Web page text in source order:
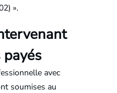
».
avec
soumises au